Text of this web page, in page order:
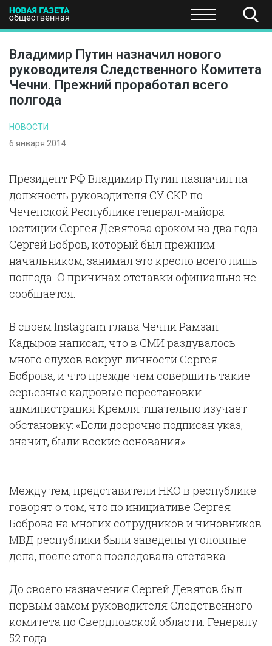
ПОЛИТИКА ЭКОНОМИКА НАУКА И
Владимир Путин назначил нового
руководителя Следственного Комитета
Чечни. Прежний проработал всего
полгода
НОВОСТИ
6 января 2014
Президент РФ Владимир Путин назначил на
должность руководителя СУ СКР по
Чеченской Республике генерал-майора
юстиции Сергея Девятова сроком на два года.
Сергей Бобров, который был прежним
начальником, занимал это кресло всего лишь
полгода. О причинах отставки официально не
сообщается.
В своем Instagram глава Чечни Рамзан
Кадыров написал, что в СМИ раздувалось
много слухов вокруг личности Сергея
Боброва, и что прежде чем совершить такие
серьезные кадровые перестановки
администрация Кремля тщательно изучает
обстановку: «Если досрочно подписан указ,
значит, были веские основания».
Между тем, представители НКО в республике
говорят о том, что по инициативе Сергея
Боброва на многих сотрудников и чиновников
МВД республики были заведены уголовные
дела, после этого последовала отставка.
До своего назначения Сергей Девятов был
первым замом руководителя Следственного
комитета по Свердловской области. Генералу
52 года.